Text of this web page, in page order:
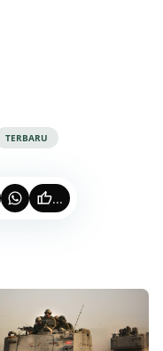
TERBARU
...